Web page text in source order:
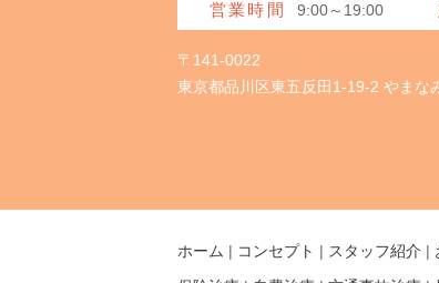
営業時間 9:00～19:00
〒141-0022
東京都品川区東五反田1-19-2 やまな
ホーム | コンセプト | スタッフ紹介 |